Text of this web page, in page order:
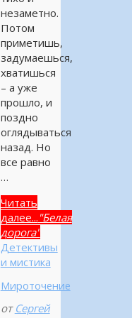
незаметно.
Потом
приметишь,
задумаешься,
хватишься
– а уже
прошло, и
поздно
оглядываться
назад. Но
все равно
…
Читать
далее... "Белая
дорога"
Детективы
и мистика
Мироточение
от Сергей